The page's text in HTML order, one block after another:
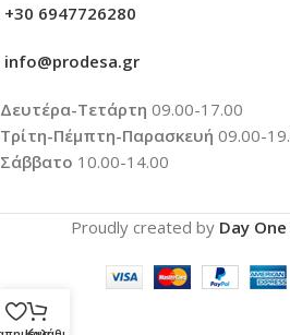
+30 6947726280
info@prodesa.gr
Δευτέρα-Τετάρτη 09.00-17.00
Τρίτη-Πέμπτη-Παρασκευή 09.00-
Σάββατο 10.00-14.00
Proudly created by Day